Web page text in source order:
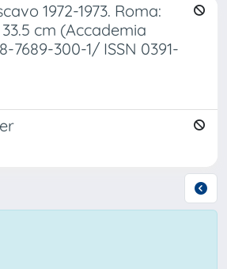
1972-1973. Roma:
cm (Accademia
7689-300-1/ ISSN 0391-